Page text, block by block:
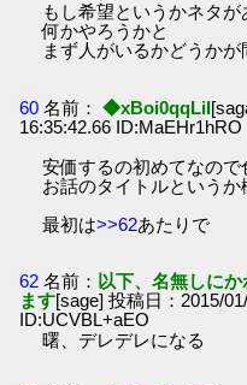
もし希望というかネタ
何かやろうかと
まず人がいるかどうかが
60 名前： ◆xBoi0qqLiI
16:35:42.66 ID:MaEHr1hRO
安価するの初めてなので
お話のタイトルという
最初は>>62あたりで
62 名前： 以下、名無しに
ます[sage] 投稿日：2015/
ID:UCVBL+aEO
曙、デレデレになる